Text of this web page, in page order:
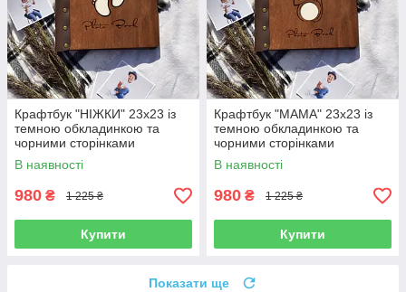
Крафтбук "НІЖКИ" 23x23 із
темною обкладинкою та
чорними сторінками
В наявності
980 ₴ 1 225 ₴
Купити
Крафтбук "МАМА" 23x23 із
темною обкладинкою та
чорними сторінками
В наявності
980 ₴ 1 225 ₴
Купити
Показати ще